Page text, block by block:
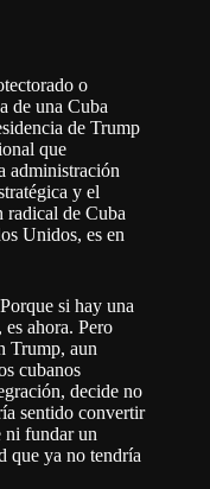
o
de una Cuba
de Trump
que
administración
y el
radical de Cuba
Unidos, es en
si hay una
ahora. Pero
Trump, aun
cubanos
decide no
sentido convertir
ni fundar un
que ya no tendría